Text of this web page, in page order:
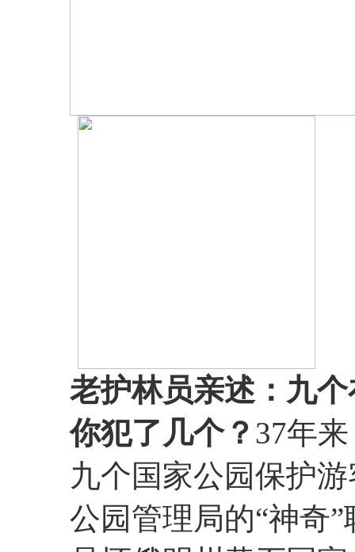
老护林员亲述：九
你犯了几个？ 37年
九个国家公园保护
公园管理局的“神奇